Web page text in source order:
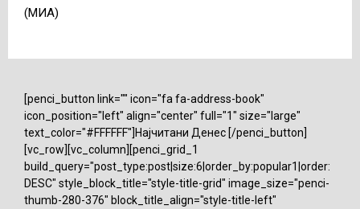
(МИА)
[penci_button link="" icon="fa fa-address-book"
icon_position="left" align="center" full="1" size="large"
text_color="#FFFFFF"]Најчитани Денес [/penci_button]
[vc_row][vc_column][penci_grid_1
build_query="post_type:post|size:6|order_by:popular1|order:
DESC" style_block_title="style-title-grid" image_size="penci-
thumb-280-376" block_title_align="style-title-left"